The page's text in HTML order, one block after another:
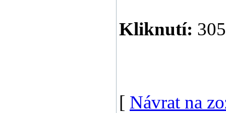
Kliknutí:
[ Návrat na